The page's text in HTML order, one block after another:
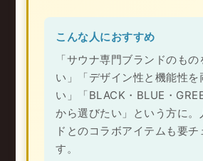
こんな人におすすめ
「サウナ専門ブランドのもの
い」「デザイン性と機能性を
い」「BLACK・BLUE・
から選びたい」という方に。
ドとのコラボアイテムも要チ
す。